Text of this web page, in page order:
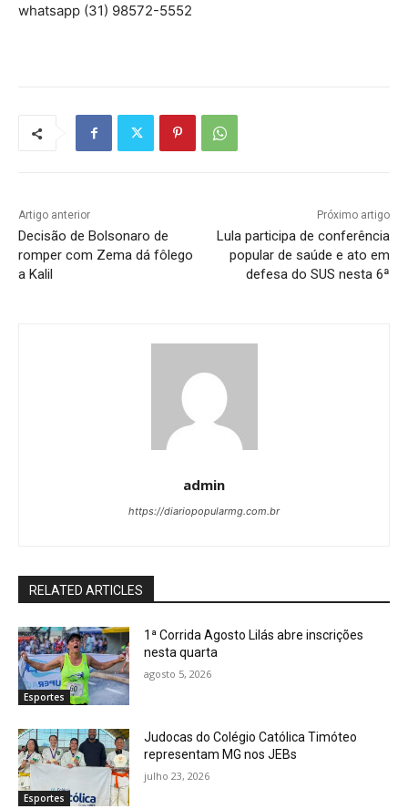
whatsapp (31) 98572-5552
Artigo anterior
Decisão de Bolsonaro de
romper com Zema dá fôlego
a Kalil
Próximo artigo
Lula participa de conferência
popular de saúde e ato em
defesa do SUS nesta 6ª
admin
https://diariopopularmg.com.br
RELATED ARTICLES
Esportes
1ª Corrida Agosto Lilás abre inscrições
nesta quarta
agosto 5, 2026
Esportes
Judocas do Colégio Católica Timóteo
representam MG nos JEBs
julho 23, 2026